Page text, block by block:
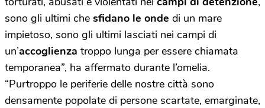
sono gli ultimi che sfidano le onde di un mare
impietoso, sono gli ultimi lasciati nei campi di
un’accoglienza troppo lunga per essere chiamata
temporanea”, ha affermato durante l’omelia.
“Purtroppo le periferie delle nostre città sono
densamente popolate di persone scartate, emarginate,